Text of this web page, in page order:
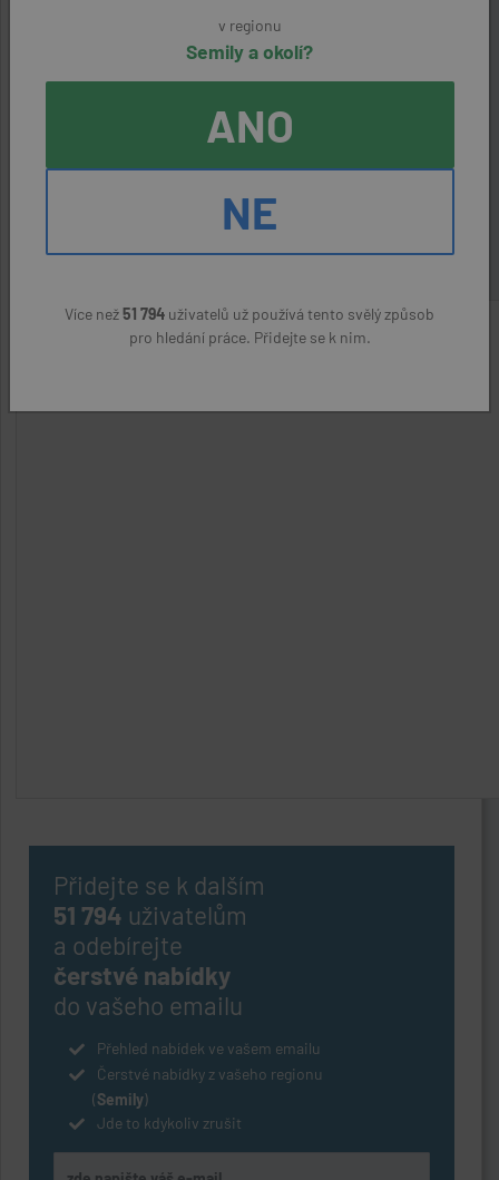
v regionu
Semily a okolí?
ANO
NE
Více než51 794 uživatelů už používá tento svělý způsob
pro hledání práce. Přidejte se k nim.
Přidejte se k dalším
51 794 uživatelům
a odebírejte
čerstvé nabídky
do vašeho emailu
Přehled nabídek ve vašem emailu
Čerstvé nabídky z vašeho regionu
(Semily)
Jde to kdykoliv zrušit